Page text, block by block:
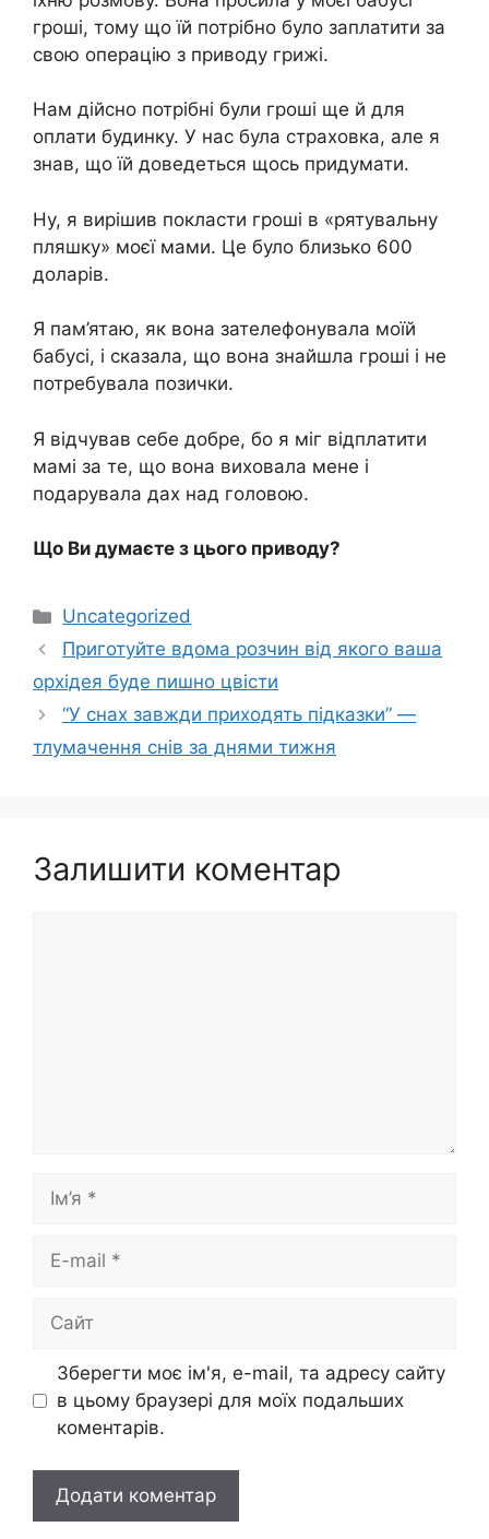
гроші, тому що їй потрібно було заплатити за
свою операцію з приводу грижі.
Нам дійсно потрібні були гроші ще й для
оплати будинку. У нас була страховка, але я
знав, що їй доведеться щось придумати.
Ну, я вирішив покласти гроші в «рятувальну
пляшку» моєї мами. Це було близько 600
доларів.
Я пам’ятаю, як вона зателефонувала моїй
бабусі, і сказала, що вона знайшла гроші і не
потребувала позички.
Я відчував себе добре, бо я міг відплатити
мамі за те, що вона виховала мене і
подарувала дах над головою.
Що Ви думаєте з цього приводу?
Категорії
Uncategorized
Приготуйте вдома розчин від якого ваша
орхідея буде пишно цвісти
“У снах завжди приходять підказки” —
тлумачення снів за днями тижня
Залишити коментар
Ім’я
Сайт
Зберегти моє ім'я, e-mail, та адресу сайту
в цьому браузері для моїх подальших
коментарів.